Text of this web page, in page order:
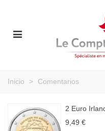
Inicio > Comentarios
2 Euro
9,49 €